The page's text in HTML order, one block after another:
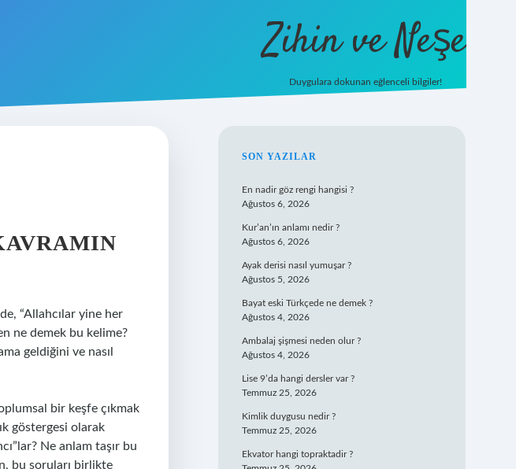
Zihin ve Neşe
Duygulara dokunan eğlenceli bilgiler!
“Allahcılar yine her
ne demek bu kelime?
geldiğini ve nasıl
bir keşfe çıkmak
göstergesi olarak
Ne anlam taşır bu
bu soruları birlikte
SIDEBAR
SON YAZILAR
En nadir göz rengi hangisi ?
Ağustos 6, 2026
Kur’an’ın anlamı nedir ?
Ağustos 6, 2026
Ayak derisi nasıl yumuşar ?
Ağustos 5, 2026
Bayat eski Türkçede ne demek ?
Ağustos 4, 2026
Ambalaj şişmesi neden olur ?
Ağustos 4, 2026
Lise 9’da hangi dersler var ?
Temmuz 25, 2026
Kimlik duygusu nedir ?
Temmuz 25, 2026
Ekvator hangi topraktadir ?